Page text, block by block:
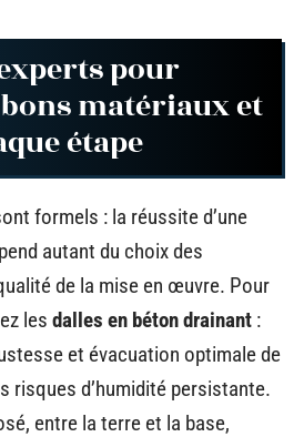
pour
matériaux et
étape
formels : la réussite d’une
autant du choix des
de la mise en œuvre. Pour
les dalles en béton drainant :
et évacuation optimale de
risques d’humidité persistante.
entre la terre et la base,